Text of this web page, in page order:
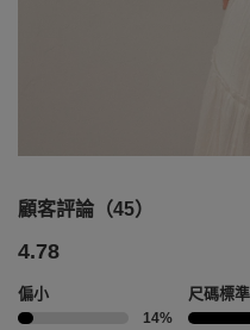
顧客評論（45）
4.78
偏小
14%
尺碼標準